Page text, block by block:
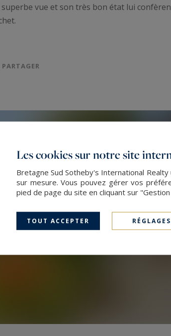
superbe vue et son très bon état lui
PARTAGER
Les cookies sur notre site
Bretagne Sud Sotheby's International
sur mesure. Vous pouvez gérer vos
pied de page du site en cliquant sur
TOUT ACCEPTER RÉGLAGES